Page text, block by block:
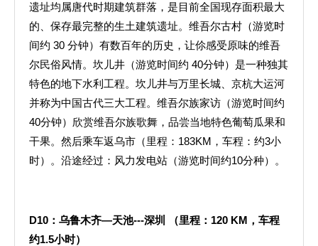
遗址均属唐代时期建筑群落，是目前全国现存面积最大
的、保存最完整的生土建筑遗址。维吾尔古村（游览时
间约 30 分钟）有数百年的历史，让伱感受原味的维吾
尔民俗风情。坎儿井（游览时间约 40分钟）是一种独其
特色的地下水利工程。坎儿井与万里长城、京杭大运河
并称为中国古代三大工程。维吾尔族家访（游览时间约
40分钟）欣赏维吾尔族歌舞，品尝当地特色葡萄瓜果和
干果。然后乘车返乌市（里程：183KM，车程：约3小
时）。沿途经过：风力发电站（游览时间约10分种）。
D10 ：乌鲁木齐—天池---深圳 （里程： 120 KM ，车程
约1.5小时）